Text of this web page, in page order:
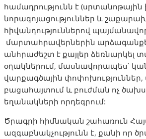
համադրությունն է (սրտանոթային
նորագոյացություններ և
հիվանդություններով
մարտահրավերներին
անհրաժեշտ է քայլեր ձեռնարկել
օղակներում, մասնավորապես`
վարքագծային փոփոխություններ,
բացահայտում և բուժման ոչ
եղանակների որդեգրում:
Ծրագրի հիմնական շահառուն
ազգաբնակչությունն է, քանի որ